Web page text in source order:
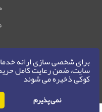
برای شخصی سازی ارائه
سایت، ضمن رعایت کامل
کوکی ذخیره می شوند
نمی پذیرم
حقوق